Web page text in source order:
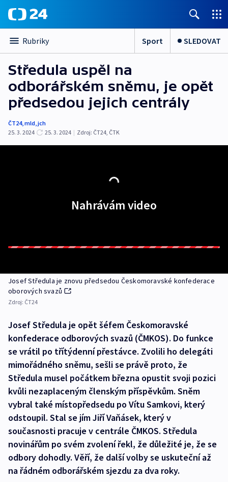
Rubriky Sport SLEDOVAT
Středula uspěl na
odborářském sněmu, je opět
předsedou jejich centrály
ČT24,mld,jch
25. 3. 2024
25. 3. 2024 | Zdroj: ČT24, ČTK
Nahrávám video
Josef Středula je znovu předsedou Českomoravské konfederace
oborových svazů
Zdroj: ČT24
Josef Středula je opět šéfem Českomoravské
konfederace odborových svazů (ČMKOS). Do funkce
se vrátil po třítýdenní přestávce. Zvolili ho delegáti
mimořádného sněmu, sešli se právě proto, že
Středula musel počátkem března opustit svoji pozici
kvůli nezaplaceným členským příspěvkům. Sněm
vybral také místopředsedu po Vítu Samkovi, který
odstoupil. Stal se jím Jiří Vaňásek, který v
současnosti pracuje v centrále ČMKOS. Středula
novinářům po svém zvolení řekl, že důležité je, že se
odbory dohodly. Věří, že další volby se uskuteční až
na řádném odborářském sjezdu za dva roky.